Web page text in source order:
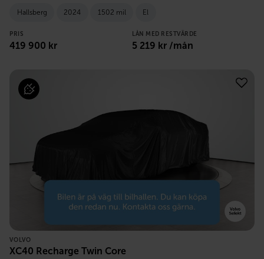
Hallsberg 2024 1502 mil El
PRIS
419 900 kr
LÅN MED RESTVÄRDE
5 219 kr /mån
VOLVO
XC40 Recharge Twin Core